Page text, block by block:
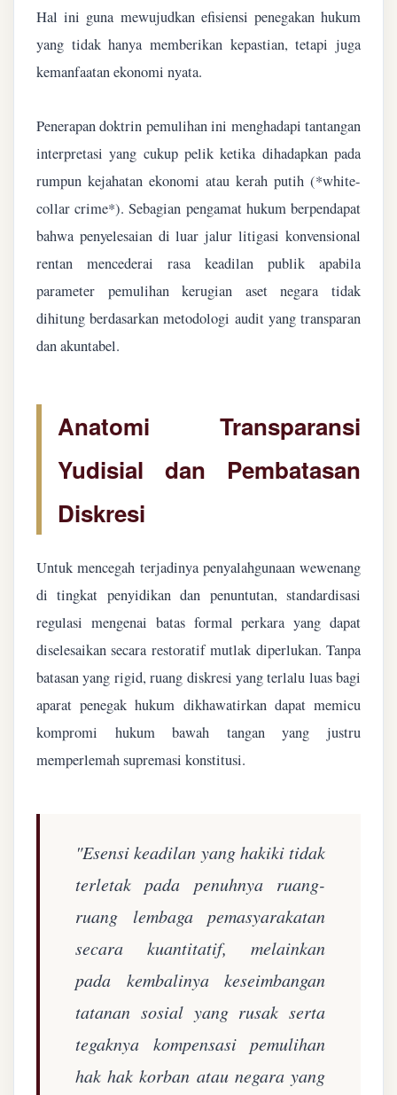
Hal ini guna mewujudkan efisiensi penegakan hukum
yang tidak hanya memberikan kepastian, tetapi juga
kemanfaatan ekonomi nyata.
Penerapan doktrin pemulihan ini menghadapi tantangan
interpretasi yang cukup pelik ketika dihadapkan pada
rumpun kejahatan ekonomi atau kerah putih (*white-
collar crime*). Sebagian pengamat hukum berpendapat
bahwa penyelesaian di luar jalur litigasi konvensional
rentan mencederai rasa keadilan publik apabila
parameter pemulihan kerugian aset negara tidak
dihitung berdasarkan metodologi audit yang transparan
dan akuntabel.
Anatomi Transparansi
Yudisial dan Pembatasan
Diskresi
Untuk mencegah terjadinya penyalahgunaan wewenang
di tingkat penyidikan dan penuntutan, standardisasi
regulasi mengenai batas formal perkara yang dapat
diselesaikan secara restoratif mutlak diperlukan. Tanpa
batasan yang rigid, ruang diskresi yang terlalu luas bagi
aparat penegak hukum dikhawatirkan dapat memicu
kompromi hukum bawah tangan yang justru
memperlemah supremasi konstitusi.
"Esensi keadilan yang hakiki tidak
terletak pada penuhnya ruang-
ruang lembaga pemasyarakatan
secara kuantitatif, melainkan
pada kembalinya keseimbangan
tatanan sosial yang rusak serta
tegaknya kompensasi pemulihan
hak hak korban atau negara yang